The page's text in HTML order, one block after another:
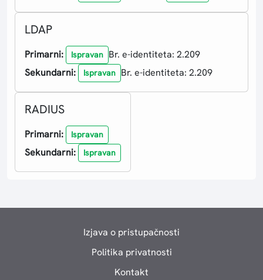
LDAP
Primarni: Ispravan Br. e-identiteta: 2.209
Sekundarni:
Ispravan Br. e-identiteta: 2.209
RADIUS
Primarni: Ispravan
Sekundarni: Ispravan
Izjava o pristupačnosti
Politika privatnosti
Kontakt